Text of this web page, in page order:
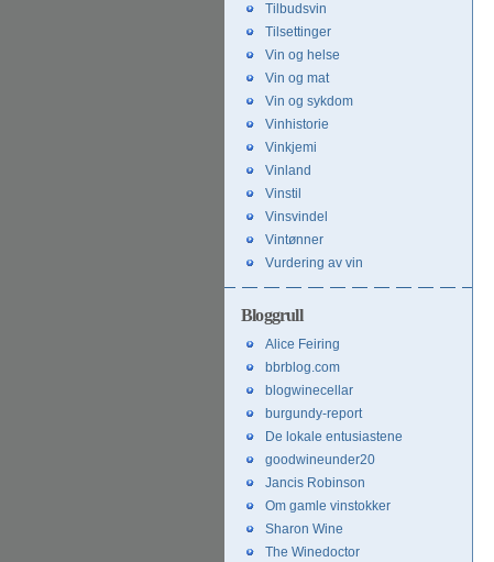
Tilbudsvin
Tilsettinger
Vin og helse
Vin og mat
Vin og sykdom
Vinhistorie
Vinkjemi
Vinland
Vinstil
Vinsvindel
Vintønner
Vurdering av vin
Bloggrull
Alice Feiring
bbrblog.com
blogwinecellar
burgundy-report
De lokale entusiastene
goodwineunder20
Jancis Robinson
Om gamle vinstokker
Sharon Wine
The Winedoctor